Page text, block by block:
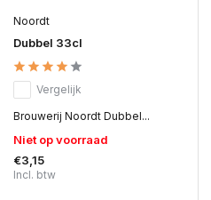
Noordt
Dubbel 33cl
Vergelijk
Brouwerij Noordt Dubbel...
Niet op voorraad
€3,15
Incl. btw